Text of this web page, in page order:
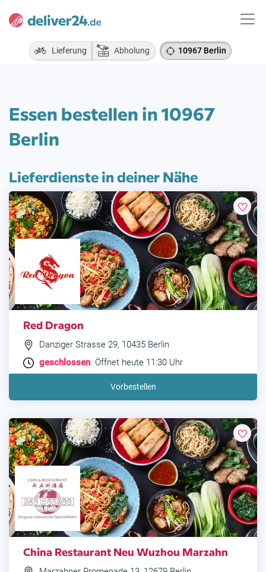
Lieferung Abholung 10967 Berlin
Essen bestellen in 10967
Berlin
Lieferdienste in deiner Nähe
Red Dragon
Danziger Strasse 29, 10435 Berlin
geschlossen. Öffnet heute 11:30 Uhr
Vorbestellen
China Restaurant Neu Wuzhou Marzahn